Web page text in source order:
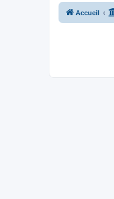
Accueil